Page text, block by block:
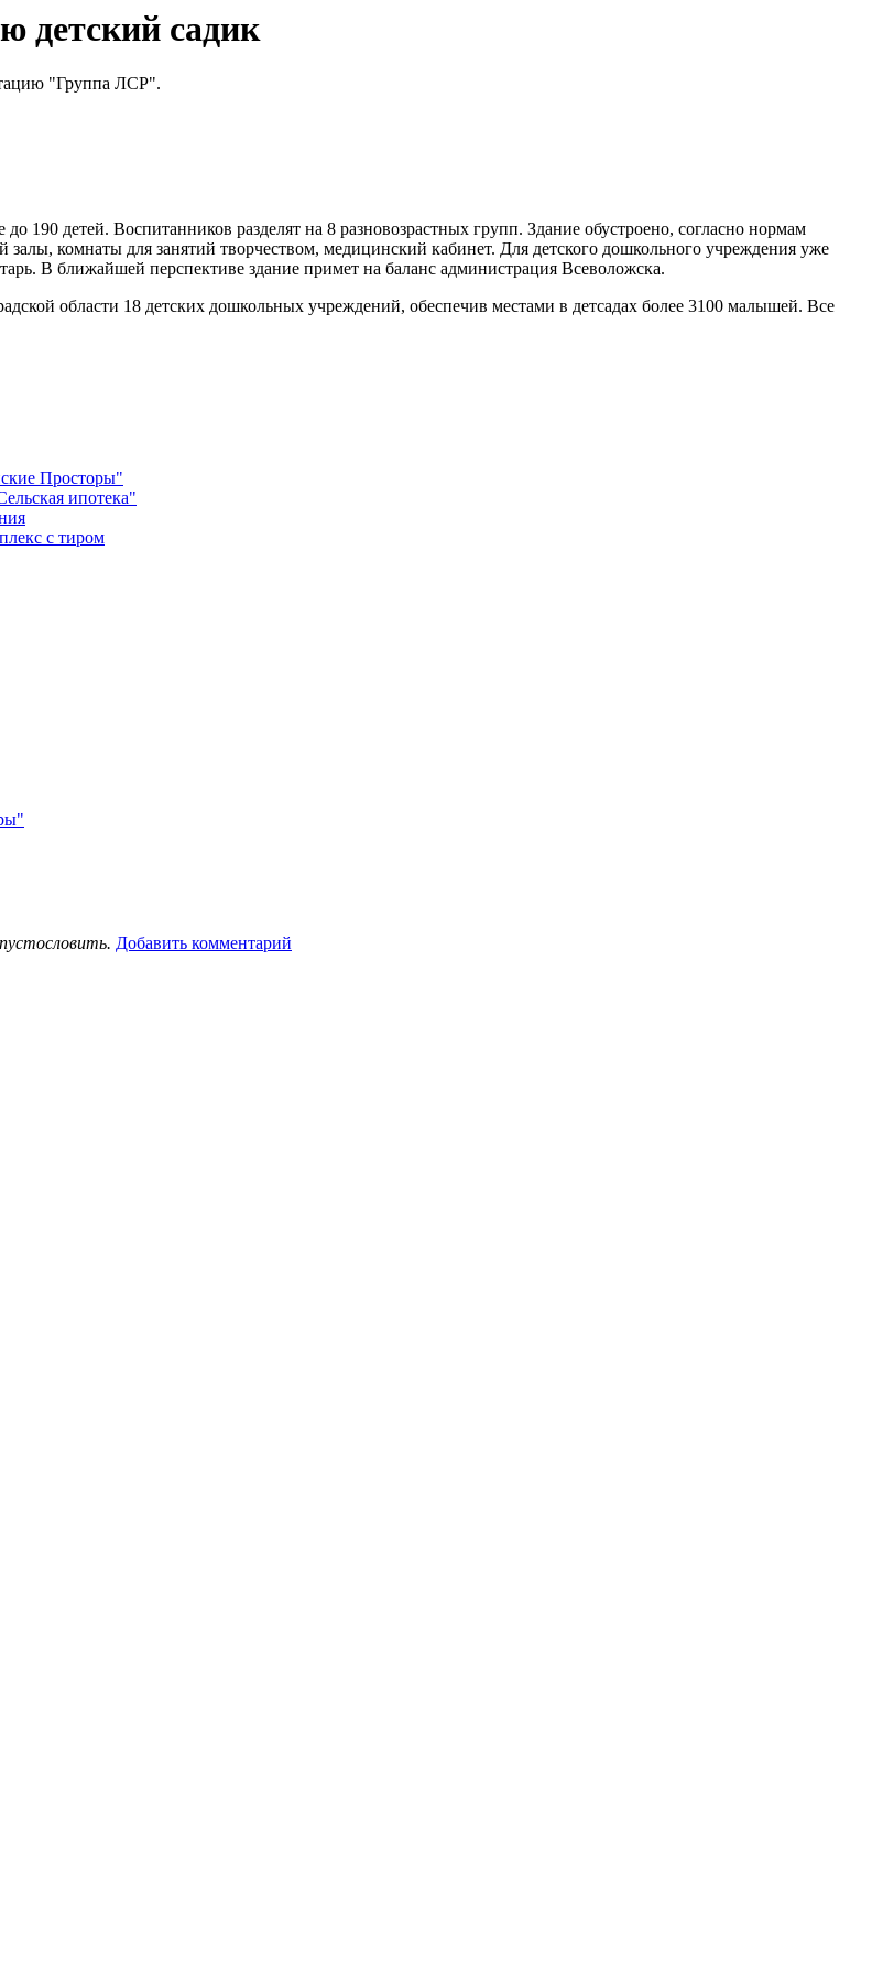
детский садик
"Группа ЛСР".
190 детей. Воспитанников разделят на 8 разновозрастных групп. Здание обустроено, согласно нормам
комнаты для занятий творчеством, медицинский кабинет. Для детского дошкольного учреждения уже
В ближайшей перспективе здание примет на баланс администрация Всеволожска.
области 18 детских дошкольных учреждений, обеспечив местами в детсадах более 3100 малышей. Все
Просторы"
ипотека"
с тиром
Добавить комментарий